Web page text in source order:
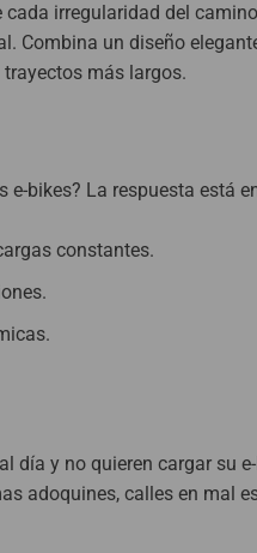
irregularidad del
Combina un diseño
más largos.
e-bikes? La respuesta está
constantes.
día y no quieren cargar su
adoquines, calles en mal